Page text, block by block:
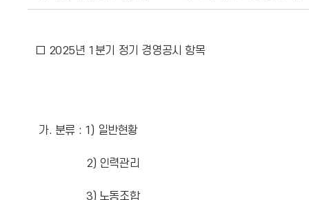
□ 2025년 1분기 정기 경영공시 항목
가. 분류 : 1) 일반현황
2) 인력관리
3) 노동조합